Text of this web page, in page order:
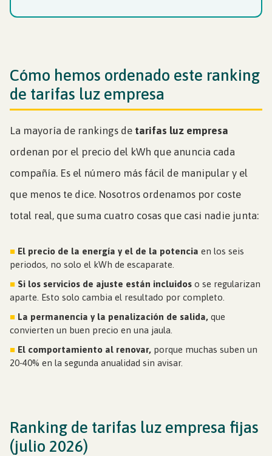
Cómo hemos ordenado este ranking
de tarifas luz empresa
La mayoría de rankings de tarifas luz empresa
ordenan por el precio del kWh que anuncia cada
compañía. Es el número más fácil de manipular y el
que menos te dice. Nosotros ordenamos por coste
total real, que suma cuatro cosas que casi nadie junta:
■ El precio de la energía y el de la potencia en los seis
periodos, no solo el kWh de escaparate.
■ Si los servicios de ajuste están incluidos o se regularizan
aparte. Esto solo cambia el resultado por completo.
■ La permanencia y la penalización de salida, que
convierten un buen precio en una jaula.
■ El comportamiento al renovar, porque muchas suben un
20-40% en la segunda anualidad sin avisar.
Ranking de tarifas luz empresa fijas
(julio 2026)